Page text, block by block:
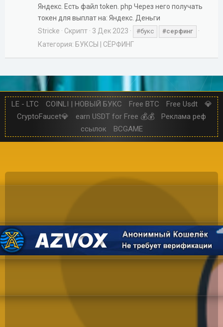
Яндекс. Есть файл token. php Через него получать
токен для выплат на: Яндекс. Деньги
Stricke
Скрипт 3 Дек 2023 #букс #серфинг
Категория: БУКСЫ | СЁРФИНГ
LE - LTC COINLI | НОВЫЙ БУКС Free BTC Free Usdt
💎
CryptoFaucet💎
earn USDT for Free 💰💰
Реклама реф
ссылок
BCGAME